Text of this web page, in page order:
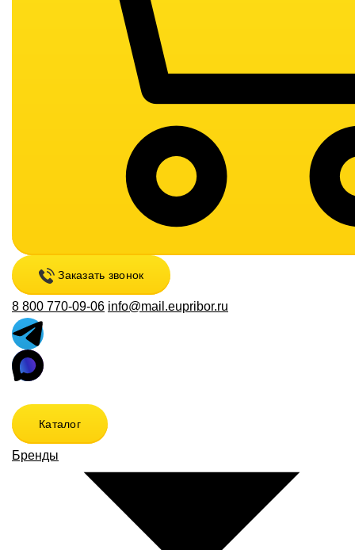
Заказать звонок
8 800 770-09-06 info@mail.eupribor.ru
Каталог
Бренды